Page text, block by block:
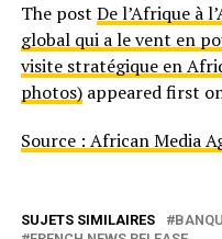
The post De l’Afrique à
global qui a le vent en
visite stratégique en
photos)appeared first
Source : African Media
SUJETS SIMILAIRES